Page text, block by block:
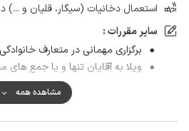
استعمال دخانیات (سیگار، قلیان و ...)
سایر مقررات :
برگزاری مهمانی در متعارف
ویلا به آقایان تنها و یا جمع های
از پذیرش اتباع خارجی افغانی و
مشاهده همه